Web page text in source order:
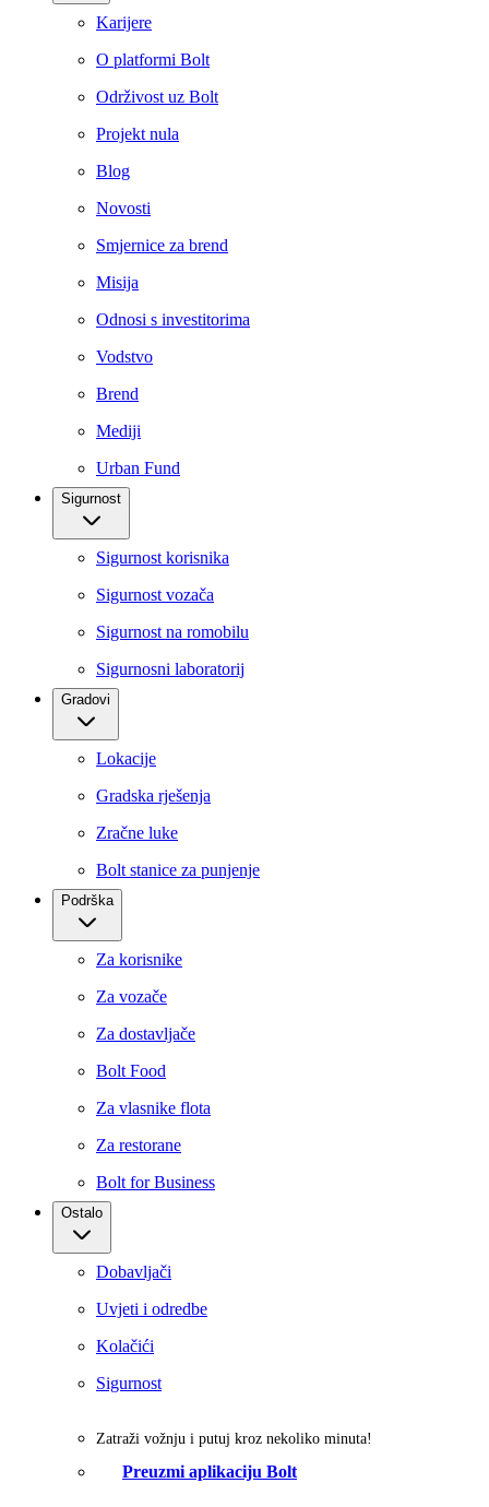
Karijere
O platformi Bolt
Održivost uz Bolt
Projekt nula
Blog
Novosti
Smjernice za brend
Misija
Odnosi s investitorima
Vodstvo
Brend
Mediji
Urban Fund
Sigurnost
Sigurnost korisnika
Sigurnost vozača
Sigurnost na romobilu
Sigurnosni laboratorij
Gradovi
Lokacije
Gradska rješenja
Zračne luke
Bolt stanice za punjenje
Podrška
Za korisnike
Za vozače
Za dostavljače
Bolt Food
Za vlasnike flota
Za restorane
Bolt for Business
Ostalo
Dobavljači
Uvjeti i odredbe
Kolačići
Sigurnost
Zatraži vožnju i putuj kroz nekoliko minuta!
Preuzmi aplikaciju Bolt